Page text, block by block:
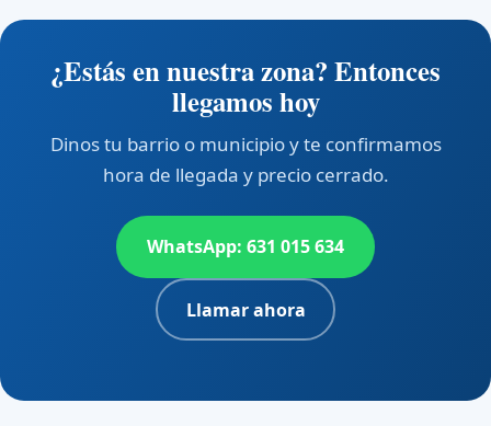
¿Estás en nuestra zona? Entonces
llegamos hoy
Dinos tu barrio o municipio y te confirmamos
hora de llegada y precio cerrado.
WhatsApp: 631 015 634
Llamar ahora